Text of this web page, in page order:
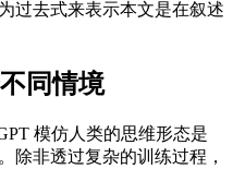
过去式来表示本文是在叙述
同情境
模仿人类的思维形态是
除非透过复杂的训练过程，